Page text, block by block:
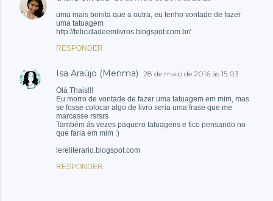
uma mais bonita que a outra, eu tenho vontade de fazer
uma tatuagem
http://felicidadeemlivros.blogspot.com.br/
RESPONDER
Isa Araújo (Menma) 28 de maio de 2016 às 15:03
Olá Thais!!!
Eu morro de vontade de fazer uma tatuagem em mim, mas
se fosse colocar algo de livro seria uma frase que me
marcasse rsrsrs
Também ás vezes paquero tatuagens e fico pensando no
que faria em mim :)
lereliterario.blogspot.com
RESPONDER